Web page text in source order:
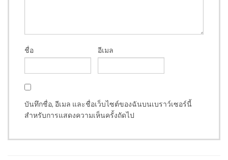
ชื่อ อีเมล
บันทึกชื่อ, อีเมล และชื่อเว็บไซต์ของฉันบนเบราว์เซอร์นี้
สำหรับการแสดงความเห็นครั้งถัดไป